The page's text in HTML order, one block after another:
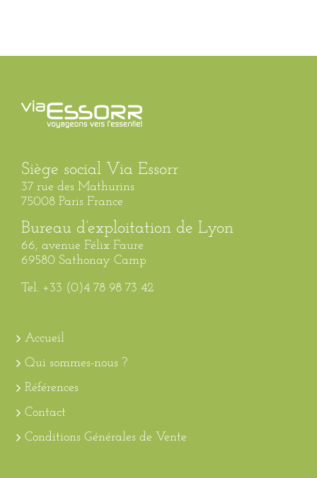
Siège social Via Essorr
37 rue des Mathurins
75008 Paris France
Bureau d’exploitation de Lyon
66, avenue Félix Faure
69580 Sathonay Camp
Tel. +33 (0)4 78 98 73 42
Accueil
Qui sommes-nous ?
Références
Contact
Conditions Générales de Vente